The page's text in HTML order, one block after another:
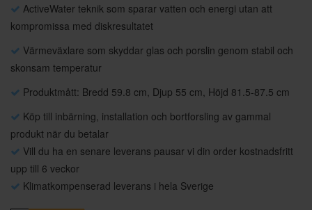
ActiveWater teknik som sparar vatten och energi utan att
kompromissa med diskresultatet
Värmeväxlare som skyddar glas och porslin genom stabil och
skonsam temperatur
Produktmått: Bredd 59.8 cm, Djup 55 cm, Höjd 81.5-87.5 cm
Köp till inbärning, installation och bortforsling av gammal
produkt när du betalar
Vill du ha en senare leverans pausar vi din order kostnadsfritt
upp till 6 veckor
Klimatkompenserad leverans i hela Sverige